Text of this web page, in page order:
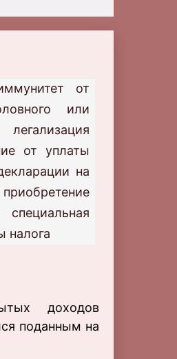
от
или
легализация
от уплаты
на
приобретение
специальная
налога
доходов
поданным на